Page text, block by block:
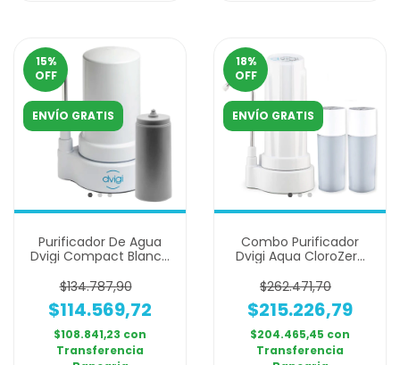
15%
OFF
ENVÍO GRATIS
Purificador De Agua
Dvigi Compact Blanco
$134.787,90
$114.569,72
$108.841,23 con
Transferencia
18%
OFF
ENVÍO GRATIS
Combo Purificador
Dvigi Aqua CloroZero
Adicionales
$262.471,70
$215.226,79
$204.465,45 con
Transferencia